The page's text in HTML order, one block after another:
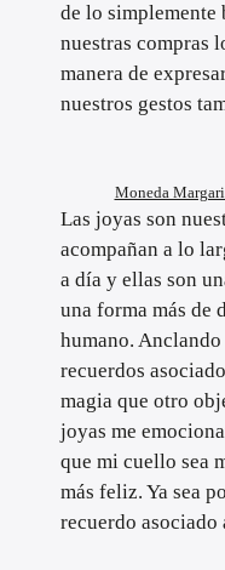
de lo simplemente
nuestras compras
manera de
nuestros gestos
Moneda
Las joyas son
acompañan a lo
a día y ellas son
una forma más de
humano.
recuerdos
magia que otro
joyas me
que mi cuello sea
más feliz. Ya sea
recuerdo asociado